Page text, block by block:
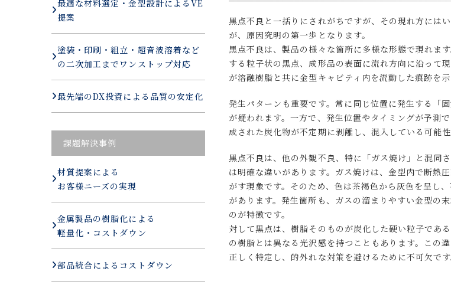
最適な材料選定・金型設計によるVE
提案
塗装・印刷・組立・超音波溶着など
の二次加工までワンストップ対応
最先端のDX投資による品質の安定化
課題解決事例
材質提案による
お客様ニーズの実現
金属製品の樹脂化による
軽量化・コストダウン
部品統合によるコストダウン
黒点不良と一括りにされがちですが、その現れ方には
が、原因究明の第一歩となります。
黒点不良は、製品の様々な箇所に多様な形態で現れま
する粒子状の黒点、成形品の表面に流れ方向に沿って
が溶融樹脂と共に金型キャビティ内を流動した痕跡を
発生パターンも重要です。常に同じ位置に発生する「
が疑われます。一方で、発生位置やタイミングが予測
成された炭化物が不定期に剥離し、混入している可能
黒点不良は、他の外観不良、特に「ガス焼け」と混同
は明確な違いがあります。ガス焼けは、金型内で断熱
がす現象です。そのため、色は茶褐色から灰色を呈し
があります。発生箇所も、ガスの溜まりやすい金型の
のが特徴です。
対して黒点は、樹脂そのものが炭化した硬い粒子であ
の樹脂とは異なる光沢感を持つこともあります。この
正しく特定し、的外れな対策を避けるために不可欠です